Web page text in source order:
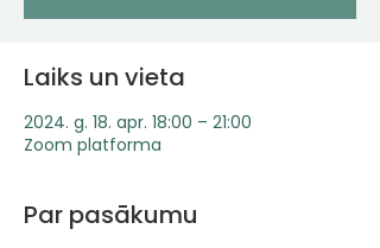
Laiks un vieta
2024. g. 18. apr. 18:00 – 21:00
Zoom platforma
Par pasākumu